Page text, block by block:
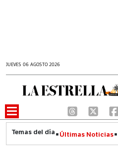
JUEVES 06 AGOSTO 2026
Últimas Noticias